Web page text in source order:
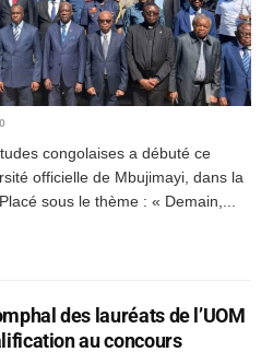
0
congolaises a débuté ce
officielle de Mbujimayi, dans la
sous le thème : « Demain,...
des lauréats de l’UOM
au concours